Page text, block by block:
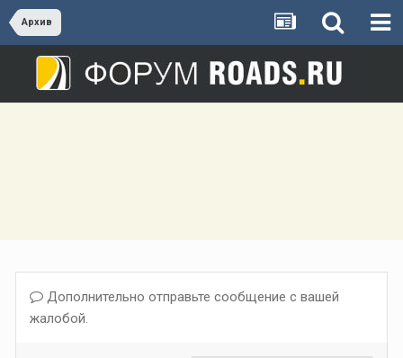
Архив
Дополнительно отправьте сообщение с вашей
жалобой.